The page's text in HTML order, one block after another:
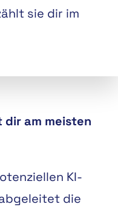
sie dir im
am meisten
KI-
die